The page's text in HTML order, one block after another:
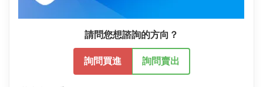
請問您想諮詢的方向？
詢問買進 詢問賣出